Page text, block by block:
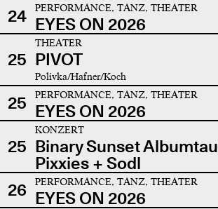
24 PERFORMANCE, TANZ, THEATER
EYES ON 2026
25
THEATER
PIVOT
Polivka/Hafner/Koch
25 PERFORMANCE, TANZ, THEATER
EYES ON 2026
25
KONZERT
Binary Sunset
Pixxies + Sodl
26
PERFORMANCE, TANZ, THEATER
EYES ON 2026